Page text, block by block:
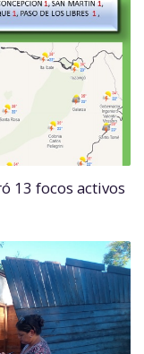
13 focos activos